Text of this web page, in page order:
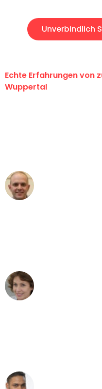
Unverbindlich
Echte Erfahrungen von
Wuppertal